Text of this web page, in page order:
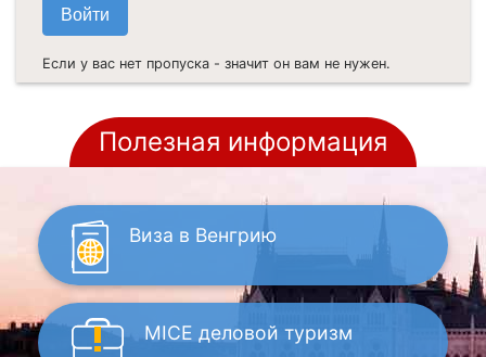
Если у вас нет пропуска - значит он вам не нужен.
Полезная информация
Виза в Венгрию
MICE деловой туризм